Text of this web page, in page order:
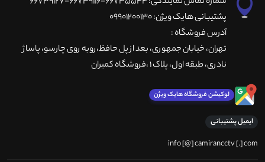
پشتیبانی هایک ویژن: 09901200130
آدرس فروشگاه :
تهران، خيابان جمهوری، بعد از پل حافظ،روبه روی چارسو، پاساژ
نادری، طبقه اول، پلاک 1 ،فروشگاه کمیران
لوکیشن فروشگاه هایک ویژن
ایمیل پشتیبانی
info [@] camirancctv [.] com